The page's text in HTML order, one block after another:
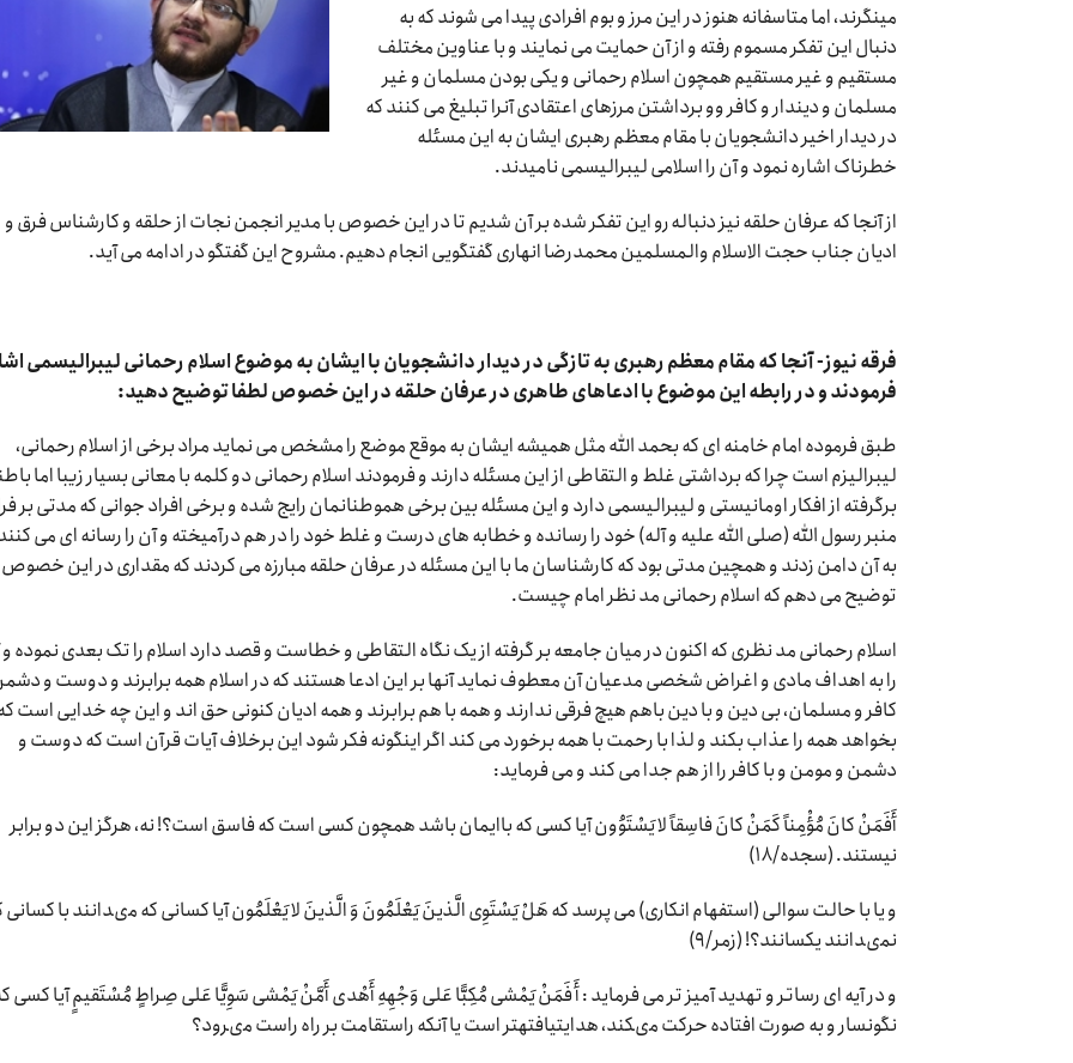
می‏نگرند، اما متاسفانه هنوز در این مرز و بوم افرادی پیدا می شوند که به
دنبال این تفکر مسموم رفته و از آن حمایت می نمایند و با عناوین مختلف
مستقیم و غیر مستقیم همچون اسلام رحمانی و یکی بودن مسلمان و غیر
مسلمان و دیندار و کافر وو برداشتن مرزهای اعتقادی آنرا تبلیغ می کنند که
در دیدار اخیر دانشجویان با مقام معظم رهبری ایشان به این مسئله
خطرناک اشاره نمود و آن را اسلامی لیبرالیسمی نامیدند.
از آنجا که عرفان حلقه نیز دنباله رو این تفکر شده بر آن شدیم تا در این خصوص با مدیر انجمن نجات از حلقه و کارشناس فرق و
ادیان جناب حجت الاسلام والمسلمین محمدرضا انهاری گفتگویی انجام دهیم. مشروح این گفتگو در ادامه می آید.
فرقه نیوز- آنجا که مقام معظم رهبری به تازگی در دیدار دانشجویان با ایشان به موضوع اسلام رحمانی لیبرالیسمی
فرمودند و در رابطه این موضوع با ادعاهای طاهری در عرفان حلقه در این خصوص لطفا توضیح دهید:
طبق فرموده امام خامنه ای که بحمد الله مثل همیشه ایشان به موقع موضع را مشخص می نماید مراد برخی از اسلام رحمانی،
لیبرالیزم است چرا که برداشتی غلط و التقاطی از این مسئله دارند و فرمودند اسلام رحمانی دو کلمه با معانی بسیار زیبا اما
برگرفته از افکار اومانیستی و لیبرالیسمی دارد و این مسئله بین برخی هموطنانمان رایج شده و برخی افراد جوانی که مدتی بر
منبر رسول الله (صلی الله علیه و آله) خود را رسانده و خطابه های درست و غلط خود را در هم درآمیخته و آن را رسانه ای می
به آن دامن زدند و همچین مدتی بود که کارشناسان ما با این مسئله در عرفان حلقه مبارزه می کردند که مقداری در این خصوص
توضیح می دهم که اسلام رحمانی مد نظر امام چیست.
اسلام رحمانی مد نظری که اکنون در میان جامعه بر گرفته از یک نگاه التقاطی و خطاست و قصد دارد اسلام را تک بعدی نموده
را به اهداف مادی و اغراض شخصی مدعیان آن معطوف نماید آنها بر این ادعا هستند که در اسلام همه برابرند و دوست و
کافر و مسلمان، بی دین و با دین باهم هیچ فرقی ندارند و همه با هم برابرند و همه ادیان کنونی حق اند و این چه خدایی است
بخواهد همه را عذاب بکند و لذا با رحمت با همه برخورد می کند اگر اینگونه فکر شود این برخلاف آیات قرآن است که دوست و
دشمن و مومن و با کافر را از هم جدا می کند و می فرماید:
أَفَمَنْ کانَ مُؤْمِناً کَمَنْ کانَ فاسِقاً لا یَسْتَوُون‏ آیا کسى که باایمان باشد همچون کسى است که فاسق است؟! نه، هرگز این دو برابر
نیستند. (سجده/۱۸)
و یا با حالت سوالی (استفهام انکاری) می پرسد که هَلْ یَسْتَوِی‏ الَّذینَ یَعْلَمُونَ وَ الَّذینَ لا یَعْلَمُون‏ آیا کسانى که مى‏دانند با کسانى
نمى‏دانند یکسانند؟! (زمر/۹)
و در آیه ای رساتر و تهدید آمیز تر می فرماید : أَ فَمَنْ یَمْشی‏ مُکِبًّا عَلى‏ وَجْهِهِ أَهْدى‏ أَمَّنْ یَمْشی‏ سَوِیًّا عَلى‏ صِراطٍ مُسْتَقیمٍ آیا کسى
نگونسار و به صورت افتاده حرکت مى‏کند، هدایت‏یافته‏تر است یا آنکه راست‏قامت بر راه راست مى‏رود؟